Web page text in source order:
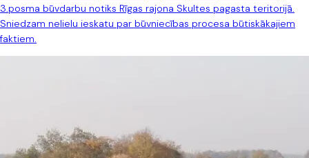
3.posma būvdarbu notiks Rīgas rajona Skultes pagasta teritorijā.
Sniedzam nelielu ieskatu par būvniecības procesa būtiskākajiem
faktiem.